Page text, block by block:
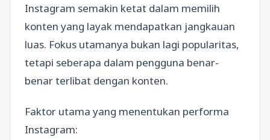
Instagram semakin ketat dalam memilih
konten yang layak mendapatkan jangkauan
luas. Fokus utamanya bukan lagi popularitas,
tetapi seberapa dalam pengguna benar-
benar terlibat dengan konten.
Faktor utama yang menentukan performa
Instagram: